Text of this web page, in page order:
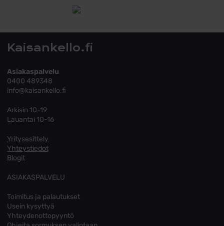
Kaisankello.fi
Asiakaspalvelu
0400 489348
info@kaisankello.fi
Arkisin 10-19
Lauantai 10-16
Yritysesittely
Yhteystiedot
Blogit
ASIAKASPALVELU
Toimitus ja palautukset
Usein kysyttyä
Yhteydenottopyyntö